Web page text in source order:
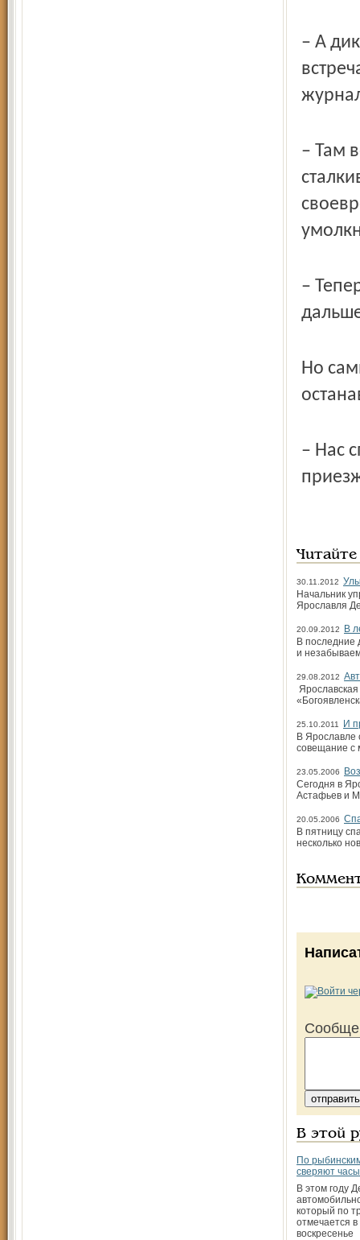
– А
– Там
–
Но
– Нас
30.11.2012
Начальник
Ярославля
20.09.2012
В
В последние
и
29.08.2012
25.10.2011
И
В Ярославле
совещание с
23.05.2006
Сегодня в
Астафьев и
20.05.2006
В пятницу
несколько
В этой
По
сверяют часы
В этом году
который по
отмечается
воскресенье